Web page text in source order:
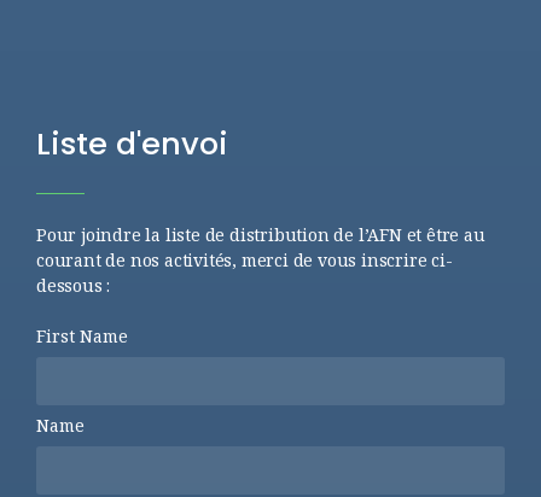
Liste d'envoi
Pour joindre la liste de distribution de l’AFN et être au
courant de nos activités, merci de vous inscrire ci-
dessous :
First Name
Name